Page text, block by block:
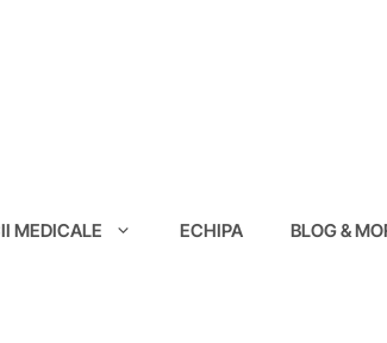
MEDICALE ECHIPA BLOG &